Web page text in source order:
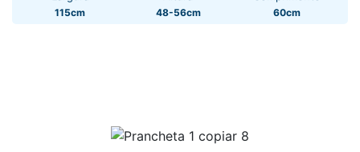
115cm 48-56cm 60cm